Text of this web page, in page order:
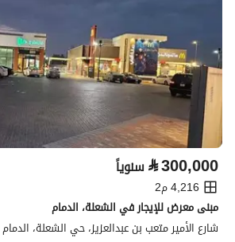
⃁300,000 سنوياً
4,216 م2
مبنى معرض للإيجار في الشعلة، الدمام
شارع الأمير متعب بن عبدالعزيز، حي الشعلة، الدمام